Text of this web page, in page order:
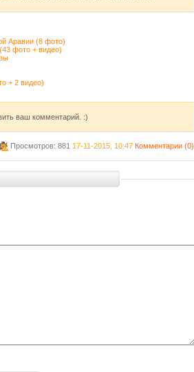
Аравии (8 фото)
фото + видео)
+ 2 видео)
ваш комментарий. :)
Просмотров: 881 17-11-2015, 10:47 Комментарии (0)